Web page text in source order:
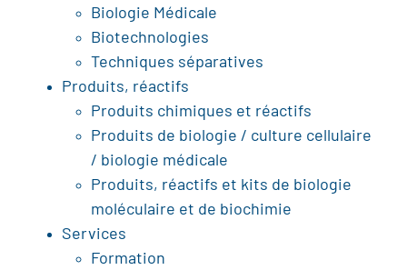
Biologie Médicale
Biotechnologies
Techniques séparatives
Produits, réactifs
Produits chimiques et réactifs
Produits de biologie / culture cellulaire
/ biologie médicale
Produits, réactifs et kits de biologie
moléculaire et de biochimie
Services
Formation